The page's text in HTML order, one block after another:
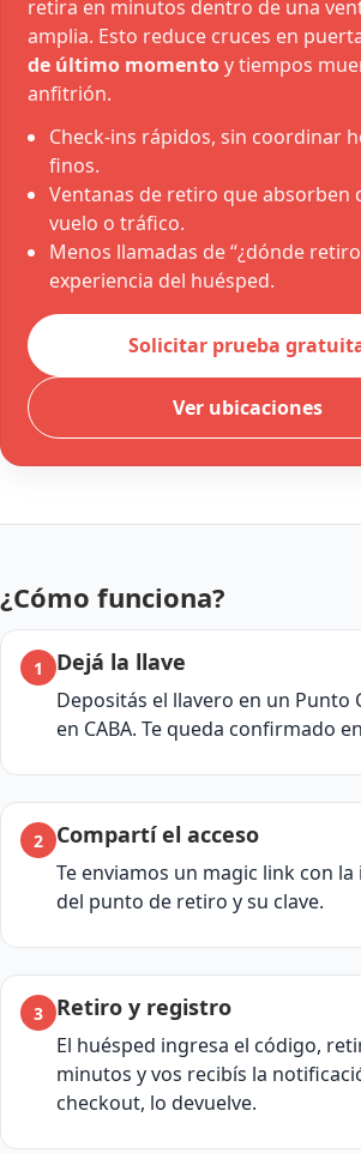
retira en minutos dentro de una
amplia. Esto reduce cruces en
de último momentoy tiempos
anfitrión.
Check-ins rápidos, sin coordinar
finos.
Ventanas de retiro que absorben
vuelo o tráfico.
Menos llamadas de “¿dónde
experiencia del huésped.
Solicitar prueba
Ver ubicaciones
¿Cómo funciona?
Dejá la llave
Depositás el llavero en un Punto
en CABA. Te queda confirmado
Compartí el acceso
Te enviamos un magic link con
del punto de retiro y su clave.
Retiro y registro
El huésped ingresa el código,
minutos y vos recibís la
checkout, lo devuelve.